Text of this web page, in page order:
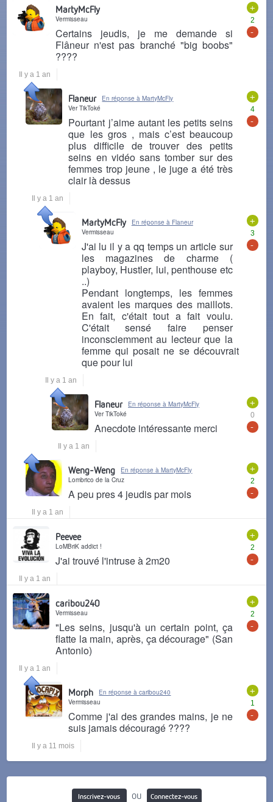
+
2
-
MartyMcFly
Vermisseau
Certains jeudis, je me demande si
Flâneur n'est pas branché "big boobs"
????
Il y a 1 an
+
4
-
Flaneur
En réponse à MartyMcFly
Ver TikToké
Pourtant j’aime autant les petits seins
que les gros , mais c’est beaucoup
plus difficile de trouver des petits
seins en vidéo sans tomber sur des
femmes trop jeune , le juge a été très
clair là dessus
Il y a 1 an
+
3
-
MartyMcFly
En réponse à Flaneur
Vermisseau
J'ai lu il y a qq temps un article sur
les magazines de charme (
playboy, Hustler, lui, penthouse etc
..)
Pendant longtemps, les femmes
avaient les marques des maillots.
En fait, c'était tout a fait voulu.
C'était sensé faire penser
inconsciemment au lecteur que la
femme qui posait ne se découvrait
que pour lui
Il y a 1 an
+
0
-
Flaneur
En réponse à MartyMcFly
Ver TikToké
Anecdote intéressante merci
Il y a 1 an
+
2
-
Weng-Weng
En réponse à MartyMcFly
Lombrico de la Cruz
A peu pres 4 jeudis par mois
Il y a 1 an
+
2
-
Peevee
LoMBriK addict !
J'ai trouvé l'intruse à 2m20
Il y a 1 an
+
2
-
caribou240
Vermisseau
"Les seins, jusqu'à un certain point, ça
flatte la main, après, ça décourage" (San
Antonio)
Il y a 1 an
+
1
-
Morph
En réponse à caribou240
Vermisseau
Comme j'ai des grandes mains, je ne
suis jamais découragé ????
Il y a 11 mois
Inscrivez-vous ou
Connectez-vous